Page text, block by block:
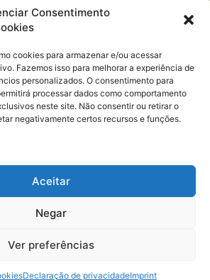
Consentimento
cookies para armazenar e/ou acessar
Fazemos isso para melhorar a experiência de
personalizados. O consentimento para
processar dados como comportamento
neste site. Não consentir ou retirar o
negativamente certos recursos e funções.
Aceitar
Negar
Ver preferências
Declaração de privacidadeImprint
multicultural e criativa. Nossa proposta é
de ferramentas para realizadores e
de espaços criativos e culturais.
Criativas. CNPJ: 39.155.931/0001-02.
47927301. Todos os direitos Reservados.